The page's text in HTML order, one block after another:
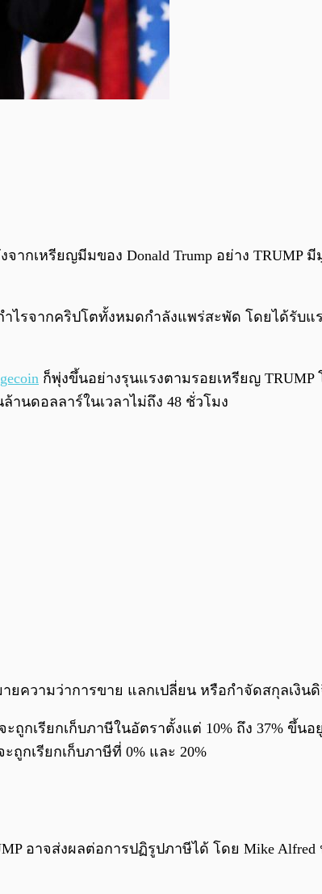
เหรียญมีมของ Donald Trump อย่าง TRUMP
รจากคริปโตทั้งหมดกำลังแพร่สะพัด โดยได้รับแ
ก็พุ่งขึ้นอย่างรุนแรงตามรอยเหรียญ TRUMP
านดอลลาร์ในเวลาไม่ถึง 48 ชั่วโมง
ความว่าการขาย แลกเปลี่ยน หรือกำจัดสกุลเงิน
กเรียกเก็บภาษีในอัตราตั้งแต่ 10% ถึง 37% ขึ้
กเรียกเก็บภาษีที่ 0% และ 20%
อาจส่งผลต่อการปฏิรูปภาษีได้ โดย Mike